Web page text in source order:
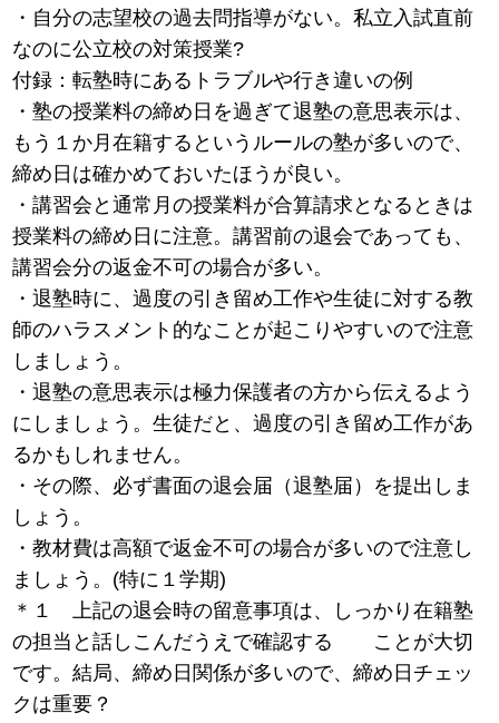
・自分の志望校の過去問指導がない。私立入試直前
なのに公立校の対策授業?
付録：転塾時にあるトラブルや行き違いの例
・塾の授業料の締め日を過ぎて退塾の意思表示は、
もう１か月在籍するというルールの塾が多いので、
締め日は確かめておいたほうが良い。
・講習会と通常月の授業料が合算請求となるときは
授業料の締め日に注意。講習前の退会であっても、
講習会分の返金不可の場合が多い。
・退塾時に、過度の引き留め工作や生徒に対する教
師のハラスメント的なことが起こりやすいので注意
しましょう。
・退塾の意思表示は極力保護者の方から伝えるよう
にしましょう。生徒だと、過度の引き留め工作があ
るかもしれません。
・その際、必ず書面の退会届（退塾届）を提出しま
しょう。
・教材費は高額で返金不可の場合が多いので注意し
ましょう。(特に１学期)
＊１ 上記の退会時の留意事項は、しっかり在籍塾
の担当と話しこんだうえで確認する ことが大切
です。結局、締め日関係が多いので、締め日チェッ
クは重要？